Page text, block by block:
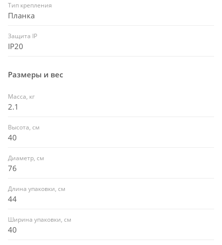
Тип крепления
Планка
Защита IP
IP20
Размеры и вес
Масса, кг
2.1
Высота, см
40
Диаметр, см
76
Длина упаковки, см
44
Ширина упаковки, см
40